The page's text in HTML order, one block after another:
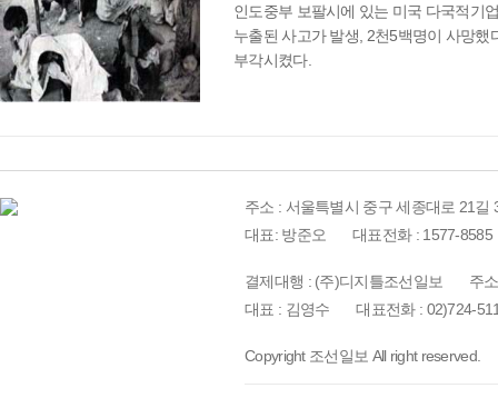
인도중부 보팔시에 있는 미국 다국적기
누출된 사고가 발생, 2천5백명이 사망
부각시켰다.
주소 : 서울특별시 중구 세종대로 21길
대표: 방준오
대표전화 : 1577-8585
결제대행 : (주)디지틀조선일보
주
대표 : 김영수
대표전화 : 02)724-
Copyright 조선일보 All right reserved.